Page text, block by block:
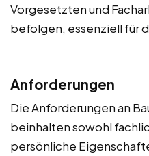
Vorgesetzten und
befolgen, essenziell für
Anforderungen
Die Anforderungen an
beinhalten sowohl
persönliche